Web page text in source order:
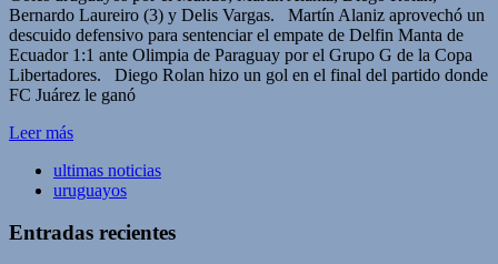
Bernardo Laureiro (3) y Delis Vargas. Martín Alaniz aprovechó un
descuido defensivo para sentenciar el empate de Delfin Manta de
Ecuador 1:1 ante Olimpia de Paraguay por el Grupo G de la Copa
Libertadores. Diego Rolan hizo un gol en el final del partido donde
FC Juárez le ganó
Leer más
ultimas noticias
uruguayos
Entradas recientes